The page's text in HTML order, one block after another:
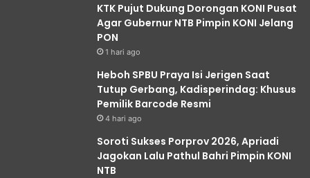
KTK Pujut Dukung Dorongan KONI Pusat
Agar Gubernur NTB Pimpin KONI Jelang
PON
1 hari ago
Heboh SPBU Praya Isi Jerigen Saat
Tutup Gerbang, Kadisperindag: Khusus
Pemilik Barcode Resmi
4 hari ago
Soroti Sukses Porprov 2026, Apriadi
Jagokan Lalu Pathul Bahri Pimpin KONI
NTB